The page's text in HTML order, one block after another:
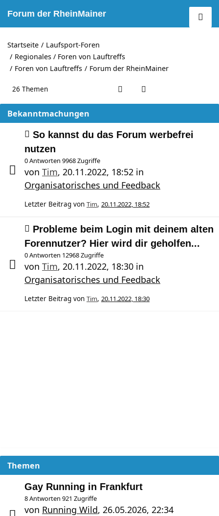
Forum der RheinMainer
Startseite
Laufsport-Foren
Regionales / Foren von Lauftreffs
Foren von Lauftreffs
Forum der RheinMainer
26 Themen
Bekanntmachungen
So kannst du das Forum werbefrei
nutzen
0 Antworten 9968 Zugriffe
von Tim, 20.11.2022, 18:52 in
Organisatorisches und Feedback
Letzter Beitrag von Tim, 20.11.2022, 18:52
Probleme beim Login mit deinem alten
Forennutzer? Hier wird dir geholfen...
0 Antworten 12968 Zugriffe
von Tim, 20.11.2022, 18:30 in
Organisatorisches und Feedback
Letzter Beitrag von Tim, 20.11.2022, 18:30
Themen
Gay Running in Frankfurt
8 Antworten 921 Zugriffe
von Running Wild, 26.05.2026, 22:34